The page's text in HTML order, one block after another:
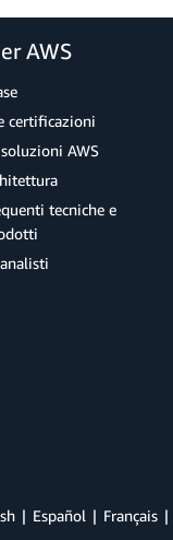
AWS
certificazioni
AWS
tecniche e
Español Français